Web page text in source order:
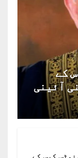
کے
آئینی
چیف